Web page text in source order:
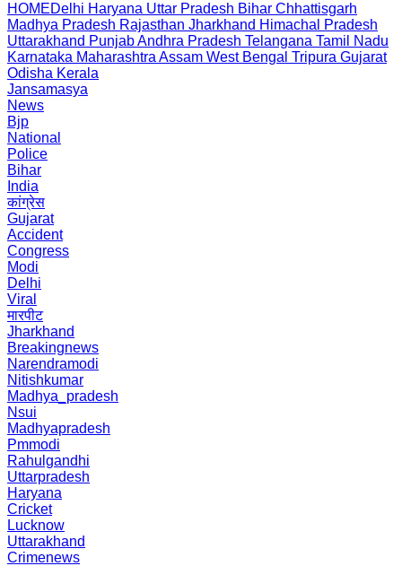
HOMEDelhi Haryana Uttar Pradesh Bihar Chhattisgarh
Madhya Pradesh Rajasthan Jharkhand Himachal Pradesh
Uttarakhand PunjabAndhra Pradesh Telangana Tamil Nadu
Karnataka Maharashtra Assam West Bengal Tripura Gujarat
Odisha Kerala
Jansamasya
News
Bjp
National
Police
Bihar
India
कांग्रेस
Gujarat
Accident
Congress
Modi
Delhi
Viral
मारपीट
Jharkhand
Breakingnews
Narendramodi
Nitishkumar
Madhya_pradesh
Nsui
Madhyapradesh
Pmmodi
Rahulgandhi
Uttarpradesh
Haryana
Cricket
Lucknow
Uttarakhand
Crimenews